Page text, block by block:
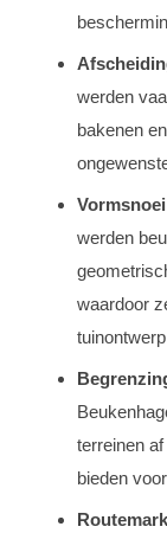
werden
bakenen
werden
waardoor
terreinen
bieden